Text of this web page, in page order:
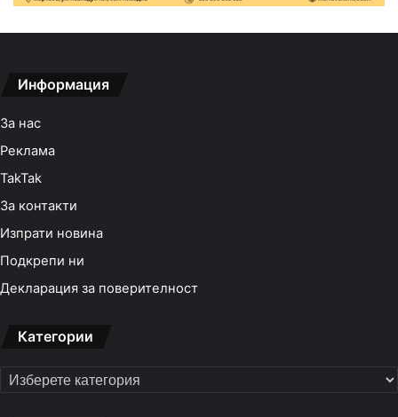
Информация
За нас
Реклама
TakTak
За контакти
Изпрати новина
Подкрепи ни
Декларация за поверителност
Категории
Категории